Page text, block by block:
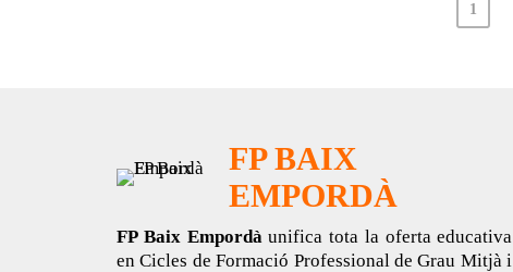
1
FP BAIX
EMPORDÀ
FP Baix Empordàunifica tota la oferta educativa
en Cicles de Formació Professional de Grau Mitjà i